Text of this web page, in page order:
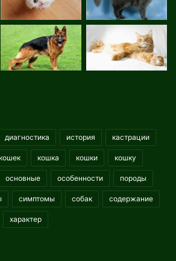
диагностика история кастрации
кошек кошка кошки кошку
основные особенности породы
симптомы собак содержание
характер